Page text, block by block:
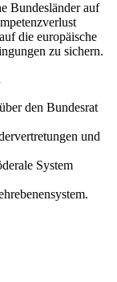
Bundesländer auf
die europäische
zu sichern.
den Bundesrat
und
System